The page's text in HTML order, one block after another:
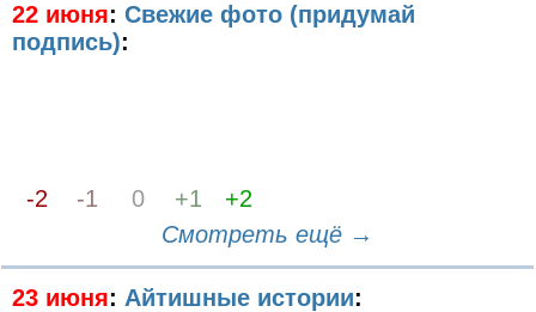
22 июня: Свежие фото (придумай
подпись):
-2 -1 0 +1
+2
Смотреть ещё →
23 июня: Айтишные истории: